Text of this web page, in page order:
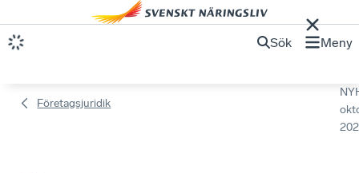
Sök Meny
Företagsjuridik